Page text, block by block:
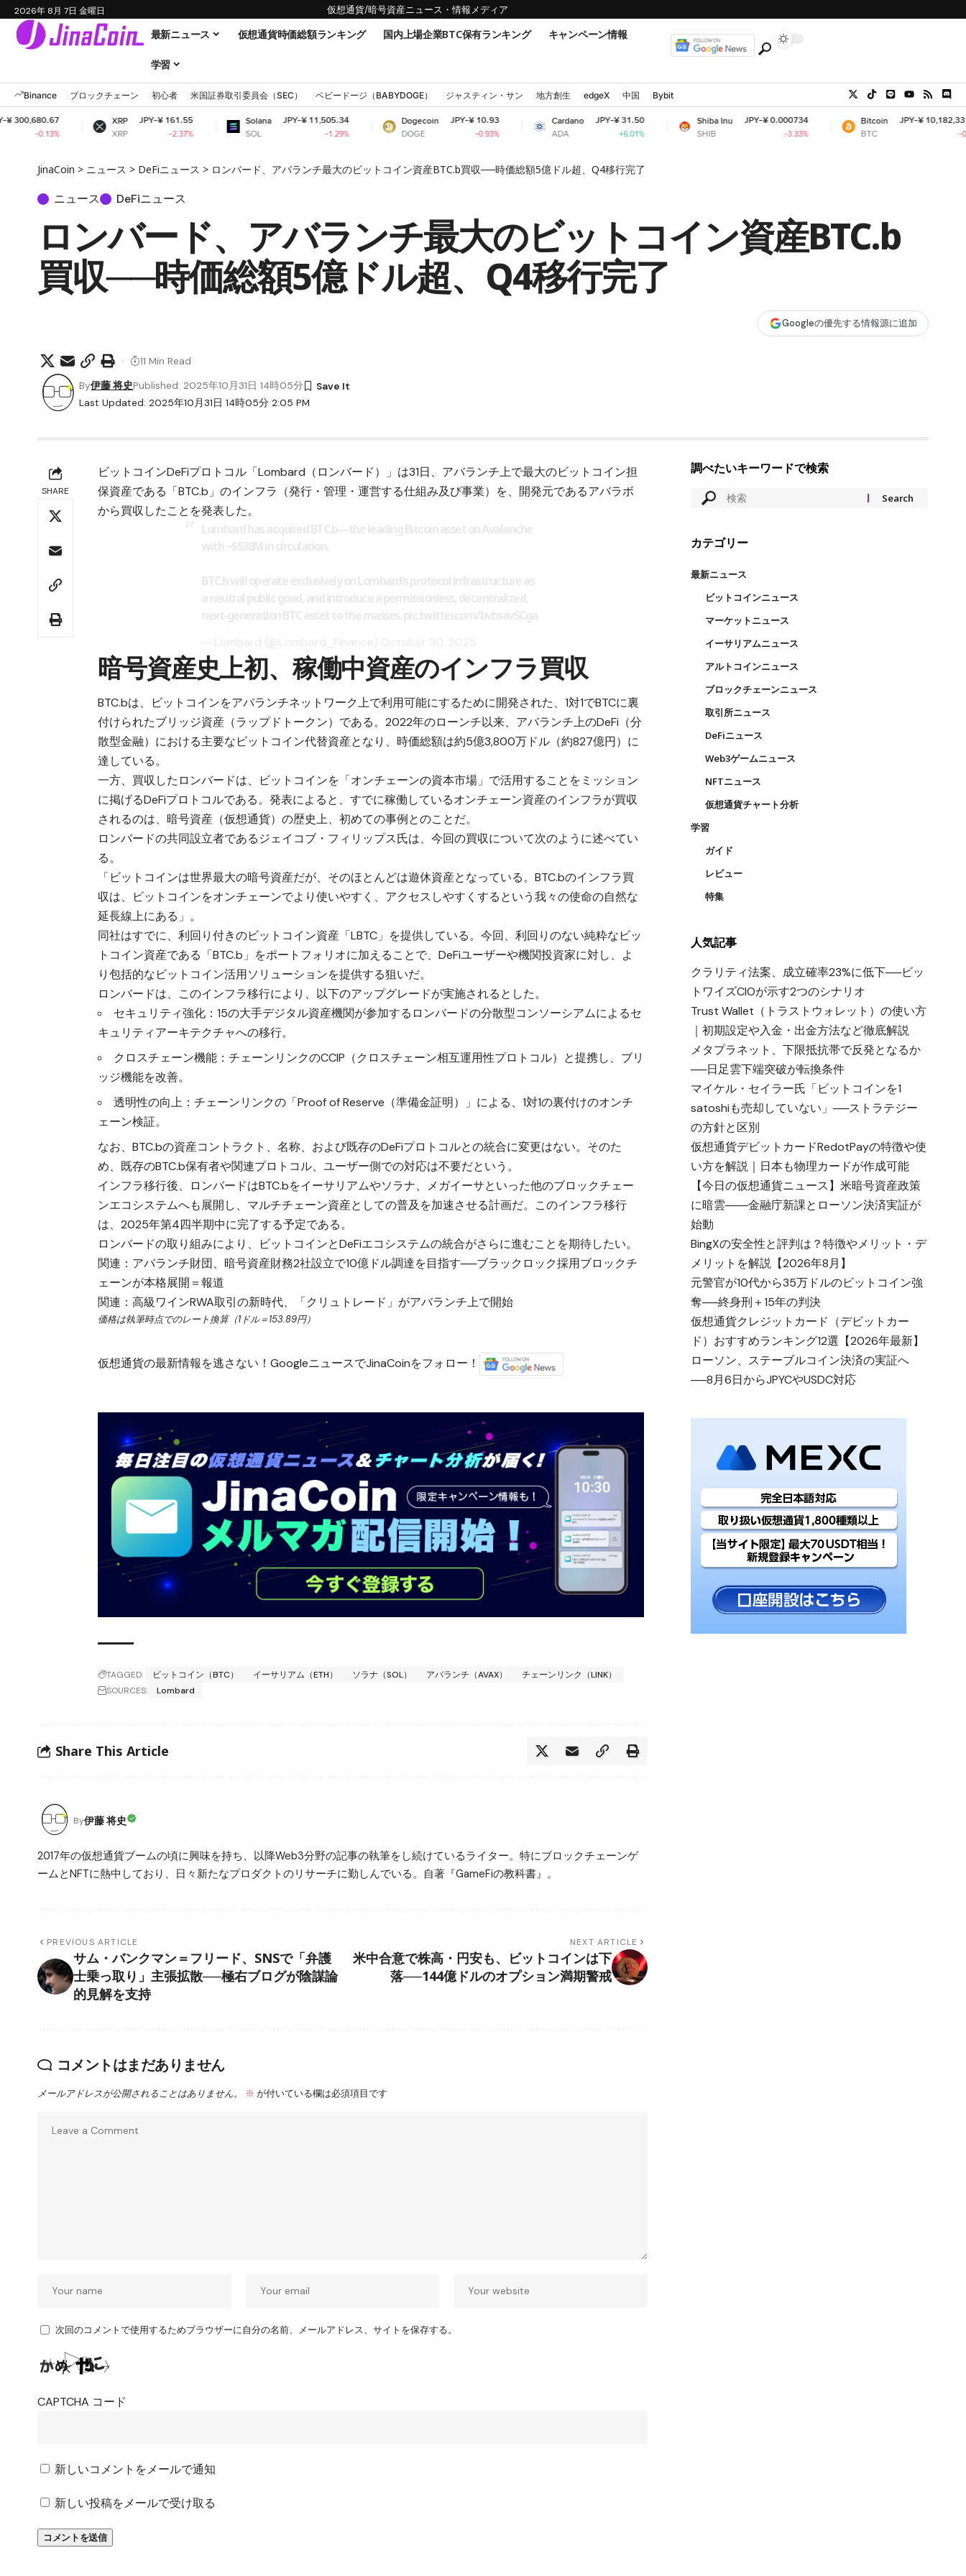
2026年 8月 7日 金曜日 仮想通貨/暗号資産ニュース・情報メディア
最新ニュース 仮想通貨時価総額ランキング 国内上場企業BTC保有ランキング キャンペーン情報
学習
Binance ブロックチェーン 初心者 米国証券取引委員会（SEC） ベビードージ（BABYDOGE） ジャスティン・サン 地方創生 edgeX 中国 Bybit
XRP
XRP
JPY-¥ 161.55
-2.37%
Solana
SOL
JPY-¥ 11,505.34
Dogecoin
DOGE
JPY-¥ 10.93
-0.93%
Cardano
ADA
JPY-¥ 31.50
+6.01%
Shiba Inu
SHIB
JPY-¥ 0.000734
Bitcoin
BTC
JPY-¥ 10,182,331.73
JinaCoin > ニュース > DeFiニュース > ロンバード、アバランチ最大のビットコイン資産BTC.b買収──時価総額5億ドル超、Q4移行完了
ニュース DeFiニュース
ロンバード、アバランチ最大のビットコイン資産BTC.b
買収──時価総額5億ドル超、Q4移行完了
Googleの優先する情報源に追加
Last Updated: 2025年10月31日 14時05分 2:05 PM
By伊藤 将史Published: 2025年10月31日 14時05分
11 Min Read
SHARE
ビットコインDeFiプロトコル「Lombard（ロンバード）」は31日、アバランチ上で最大のビットコイン担
保資産である「BTC.b」のインフラ（発行・管理・運営する仕組み及び事業）を、開発元であるアバラボ
から買収したことを発表した。
暗号資産史上初、稼働中資産のインフラ買収
BTC.bは、ビットコインをアバランチネットワーク上で利用可能にするために開発された、1対1でBTCに裏
付けられたブリッジ資産（ラップドトークン）である。2022年のローンチ以来、アバランチ上のDeFi（分
散型金融）における主要なビットコイン代替資産となり、時価総額は約5億3,800万ドル（約827億円）に
達している。
一方、買収したロンバードは、ビットコインを「オンチェーンの資本市場」で活用することをミッション
に掲げるDeFiプロトコルである。発表によると、すでに稼働しているオンチェーン資産のインフラが買収
されるのは、暗号資産（仮想通貨）の歴史上、初めての事例とのことだ。
ロンバードの共同設立者であるジェイコブ・フィリップス氏は、今回の買収について次のように述べてい
る。
「ビットコインは世界最大の暗号資産だが、そのほとんどは遊休資産となっている。BTC.bのインフラ買
収は、ビットコインをオンチェーンでより使いやすく、アクセスしやすくするという我々の使命の自然な
延長線上にある」。
同社はすでに、利回り付きのビットコイン資産「LBTC」を提供している。今回、利回りのない純粋なビッ
トコイン資産である「BTC.b」をポートフォリオに加えることで、DeFiユーザーや機関投資家に対し、よ
り包括的なビットコイン活用ソリューションを提供する狙いだ。
ロンバードは、このインフラ移行により、以下のアップグレードが実施されるとした。
セキュリティ強化：15の大手デジタル資産機関が参加するロンバードの分散型コンソーシアムによるセ
キュリティアーキテクチャへの移行。
クロスチェーン機能：チェーンリンクのCCIP（クロスチェーン相互運用性プロトコル）と提携し、ブリ
ッジ機能を改善。
透明性の向上：チェーンリンクの「Proof of Reserve（準備金証明）」による、1対1の裏付けのオンチ
ェーン検証。
なお、BTC.bの資産コントラクト、名称、および既存のDeFiプロトコルとの統合に変更はない。そのた
め、既存のBTC.b保有者や関連プロトコル、ユーザー側での対応は不要だという。
インフラ移行後、ロンバードはBTC.bをイーサリアムやソラナ、メガイーサといった他のブロックチェー
ンエコシステムへも展開し、マルチチェーン資産としての普及を加速させる計画だ。このインフラ移行
は、2025年第4四半期中に完了する予定である。
ロンバードの取り組みにより、ビットコインとDeFiエコシステムの統合がさらに進むことを期待したい。
関連： アバランチ財団、暗号資産財務2社設立で10億ドル調達を目指す──ブラックロック採用ブロックチ
ェーンが本格展開＝報道
関連：高級ワインRWA取引の新時代、「クリュトレード」がアバランチ上で開始
価格は執筆時点でのレート換算（1ドル＝153.89円）
仮想通貨の最新情報を逃さない！GoogleニュースでJinaCoinをフォロー！
TAGGED: ビットコイン（BTC） イーサリアム（ETH） ソラナ（SOL） アバランチ（AVAX）
チェーンリンク（LINK）
SOURCES:
Lombard
Share This Article
By伊藤 将史
2017年の仮想通貨ブームの頃に興味を持ち、以降Web3分野の記事の執筆をし続けているライター。特にブロックチェーンゲ
ームとNFTに熱中しており、日々新たなプロダクトのリサーチに勤しんでいる。自著『GameFiの教科書』。
PREVIOUS ARTICLE
サム・バンクマン＝フリード、SNSで「弁護
士乗っ取り」主張拡散──極右ブログが陰謀論
的見解を支持
NEXT ARTICLE
米中合意で株高・円安も、ビットコインは下
落──144億ドルのオプション満期警戒
コメントはまだありません
メールアドレスが公開されることはありません。 ※ が付いている欄は必須項目です
次回のコメントで使用するためブラウザーに自分の名前、メールアドレス、サイトを保存する。
CAPTCHA コード
新しいコメントをメールで通知
新しい投稿をメールで受け取る
調べたいキーワードで検索
カテゴリー
最新ニュース
ビットコインニュース
マーケットニュース
イーサリアムニュース
アルトコインニュース
ブロックチェーンニュース
取引所ニュース
DeFiニュース
Web3ゲームニュース
NFTニュース
仮想通貨チャート分析
学習
ガイド
レビュー
特集
人気記事
クラリティ法案、成立確率23%に低下──ビッ
トワイズCIOが示す2つのシナリオ
Trust Wallet（トラストウォレット）の使い方
｜初期設定や入金・出金方法など徹底解説
メタプラネット、下限抵抗帯で反発となるか
──日足雲下端突破が転換条件
マイケル・セイラー氏「ビットコインを1
satoshiも売却していない」──ストラテジー
の方針と区別
仮想通貨デビットカードRedotPayの特徴や使
い方を解説｜日本も物理カードが作成可能
【今日の仮想通貨ニュース】米暗号資産政策
に暗雲――金融庁新課とローソン決済実証が
始動
BingXの安全性と評判は？特徴やメリット・デ
メリットを解説【2026年8月】
元警官が10代から35万ドルのビットコイン強
奪──終身刑＋15年の判決
仮想通貨クレジットカード（デビットカー
ド）おすすめランキング12選【2026年最新】
ローソン、ステーブルコイン決済の実証へ
──8月6日からJPYCやUSDC対応